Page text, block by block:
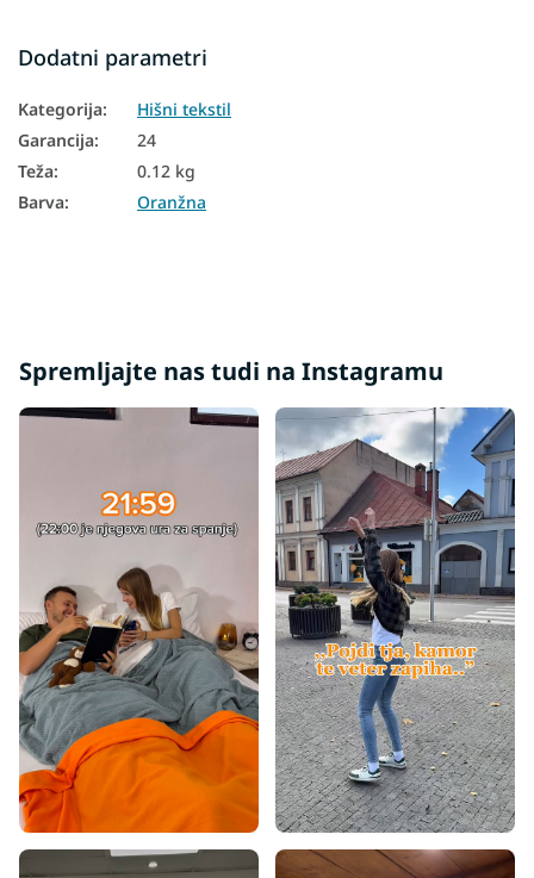
Dodatni parametri
Kategorija:
Hišni tekstil
Garancija:
24
Teža:
0.12 kg
Barva: Oranžna
Spremljajte nas tudi na Instagramu